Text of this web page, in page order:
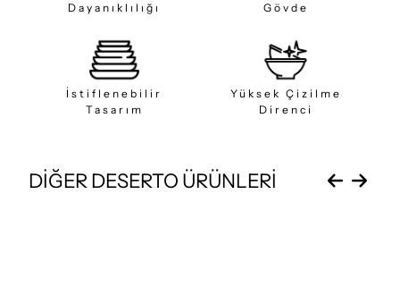
Dayanıklılığı
Gövde
İstiflenebilir
Tasarım
Yüksek Çizilme
Direnci
DİĞER DESERTO ÜRÜNLERİ